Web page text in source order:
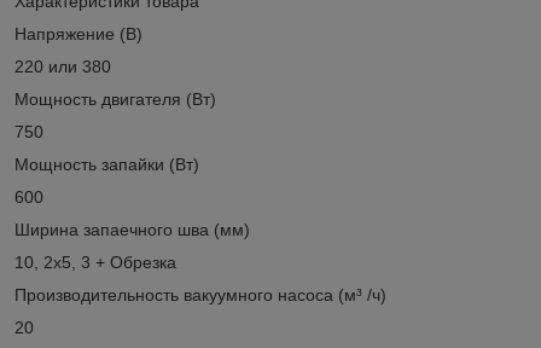
Напряжение (В)
220 или 380
Мощность двигателя (Вт)
750
Мощность запайки (Вт)
600
Ширина запаечного шва (мм)
10, 2х5, 3 + Обрезка
Производительность вакуумного насоса (м³ /ч)
20